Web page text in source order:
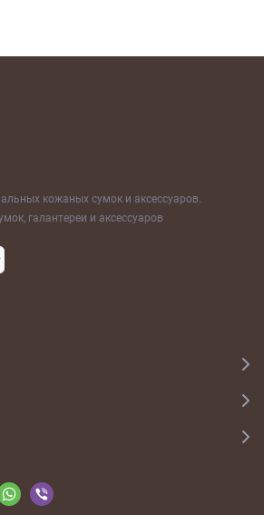
кожаных сумок и аксессуаров.
галантереи и аксессуаров